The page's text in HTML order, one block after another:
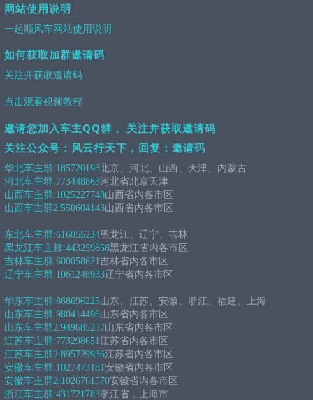
网站使用说明
一起顺风车网站使用说明
如何获取加群邀请码
关注并获取邀请码
点击观看视频教程
邀请您加入车主QQ群， 关注并获取邀请码
关注公众号：风云行天下，回复：邀请码
华北车主群:185720193北京、河北、山西、天津、内蒙古
河北车主群:773448863河北省北京天津
山西车主群:1025227748山西省内各市区
山西车主群2:550604143山西省内各市区
东北车主群:616055234黑龙江、辽宁、吉林
黑龙江车主群:443259858黑龙江省内各市区
吉林车主群:600058621吉林省内各市区
辽宁车主群:1061248933辽宁省内各市区
华东车主群:868696225山东、江苏、安徽、浙江、福建、上海
山东车主群:980414496山东省内各市区
山东车主群2:949685237山东省内各市区
江苏车主群:773298651江苏省内各市区
江苏车主群2:895729936江苏省内各市区
安徽车主群:1027473181安徽省内各市区
安徽车主群2:1026761570安徽省内各市区
浙江车主群:431721783浙江省，上海市